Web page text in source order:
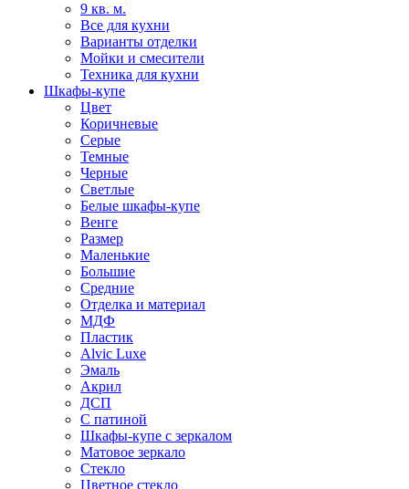
9 кв. м.
Все для кухни
Варианты отделки
Мойки и смесители
Техника для кухни
Шкафы-купе
Цвет
Коричневые
Серые
Темные
Черные
Светлые
Белые шкафы-купе
Венге
Размер
Маленькие
Большие
Средние
Отделка и материал
МДФ
Пластик
Alvic Luxe
Эмаль
Акрил
ДСП
С патиной
Шкафы-купе с зеркалом
Матовое зеркало
Стекло
Цветное стекло